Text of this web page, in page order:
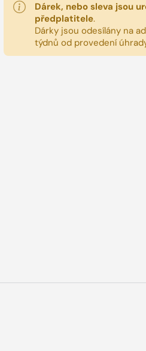
Dárek, nebo sleva jsou
předplatitele.
Dárky jsou odesílány na
týdnů od provedení